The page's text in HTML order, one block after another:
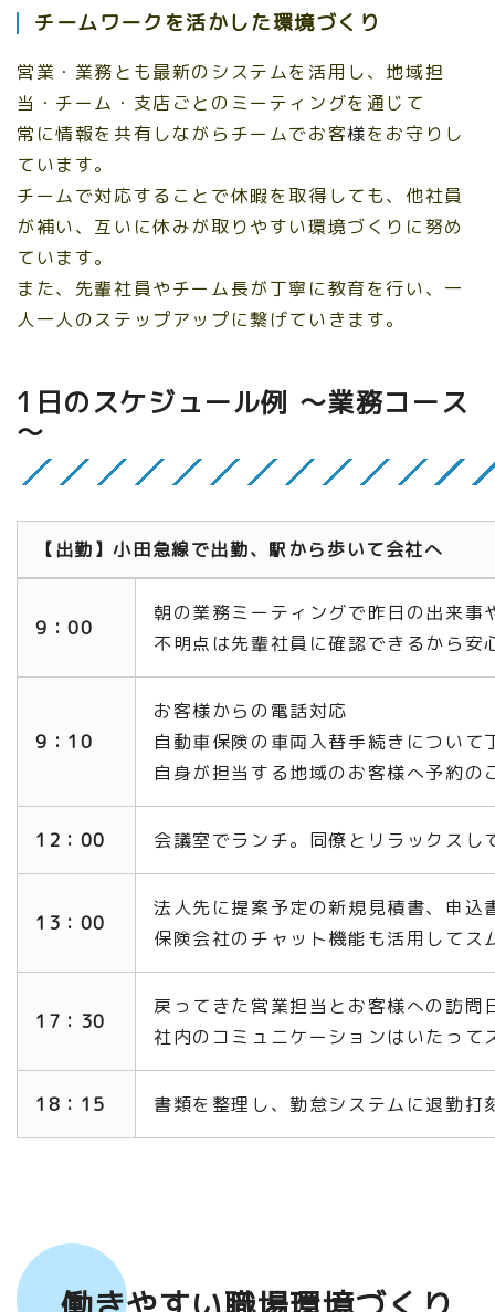
チームワークを活かした環境づくり
営業・業務とも最新のシステムを活用し、 地域担
当・チーム・支店ごとのミーティングを通じて
常に情報を共有しながらチームでお客様をお守りし
ています。
チームで対応することで休暇を取得しても、他社員
が補い、互いに休みが取りやすい環境づくりに努め
ています。
また、先輩社員やチーム長が丁寧に教育を行い、一
人一人のステップアップに繋げていきます。
1日のスケジュール例 ～業務コース
～
【出勤】小田急線で出勤、駅から歩いて会社へ
9：00
朝の業務ミーティングで昨日の出来事
不明点は先輩社員に確認できるから安
9：10
お客様からの電話対応
自動車保険の車両入替手続きについて
自身が担当する地域のお客様へ予約の
12：00 会議室でランチ。同僚とリラックスし
13：00
法人先に提案予定の新規見積書、申込
保険会社のチャット機能も活用してス
17：30
戻ってきた営業担当とお客様への訪問
社内のコミュニケーションはいたって
18：15 書類を整理し、勤怠システムに退勤打